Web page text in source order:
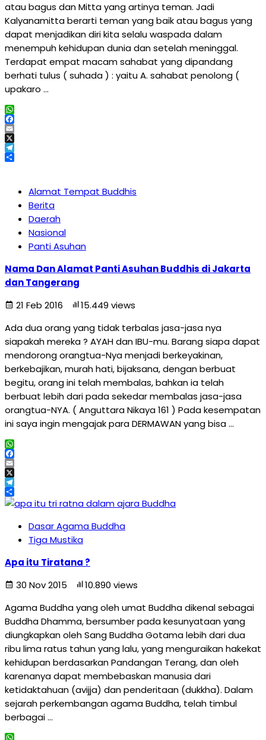
atau bagus dan Mitta yang artinya teman. Jadi
Kalyanamitta berarti teman yang baik atau bagus yang
dapat menjadikan diri kita selalu waspada dalam
menempuh kehidupan dunia dan setelah meninggal.
Terdapat empat macam sahabat yang dipandang
berhati tulus ( suhada ) : yaitu A. sahabat penolong (
upakaro …
WhatsApp
Facebook
Email
X
Telegram
Alamat Tempat Buddhis
Berita
Daerah
Nasional
Panti Asuhan
Nama Dan Alamat Panti Asuhan Buddhis di Jakarta
dan Tangerang
21 Feb 2016
15.449 views
Ada dua orang yang tidak terbalas jasa-jasa nya
siapakah mereka ? AYAH dan IBU-mu. Barang siapa dapat
mendorong orangtua-Nya menjadi berkeyakinan,
berkebajikan, murah hati, bijaksana, dengan berbuat
begitu, orang ini telah membalas, bahkan ia telah
berbuat lebih dari pada sekedar membalas jasa-jasa
orangtua-NYA. ( Anguttara Nikaya 161 ) Pada kesempatan
ini saya ingin mengajak para DERMAWAN yang bisa …
WhatsApp
Facebook
Email
X
Telegram
Share
Dasar Agama Buddha
Tiga Mustika
Apa itu Tiratana ?
30 Nov 2015
10.890 views
Agama Buddha yang oleh umat Buddha dikenal sebagai
Buddha Dhamma, bersumber pada kesunyataan yang
diungkapkan oleh Sang Buddha Gotama lebih dari dua
ribu lima ratus tahun yang lalu, yang menguraikan hakekat
kehidupan berdasarkan Pandangan Terang, dan oleh
karenanya dapat membebaskan manusia dari
ketidaktahuan (avijja) dan penderitaan (dukkha). Dalam
sejarah perkembangan agama Buddha, telah timbul
berbagai …